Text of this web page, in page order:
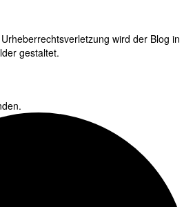
wird der Blog in
gestaltet.